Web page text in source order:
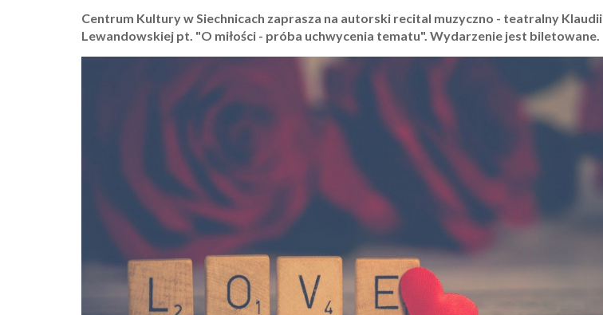
Centrum Kultury w Siechnicach zaprasza na autorski recital muzyczno - teatralny Klaudii
Lewandowskiej pt. "O miłości - próba uchwycenia tematu". Wydarzenie jest biletowane.